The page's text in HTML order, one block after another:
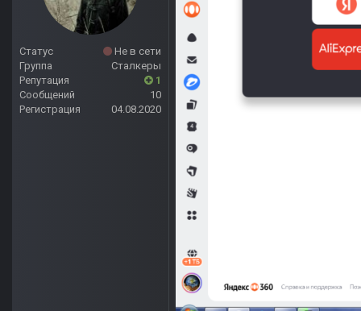
Статус
Не в сети
Группа
Сталкеры
Репутация
1
Сообщений
10
Регистрация
04.08.2020